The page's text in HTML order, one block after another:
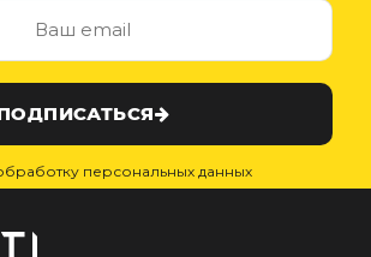
персональных данных